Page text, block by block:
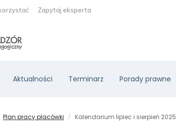
Zapytaj eksperta
Aktualności Terminarz Porady prawne
Plan pracy placówki Kalendarium lipiec i sierpień 2025